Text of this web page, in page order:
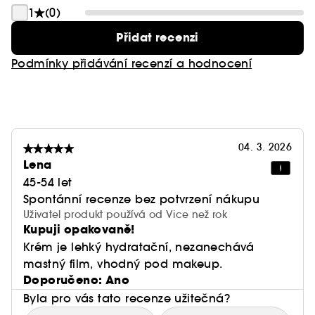
1
(0)
Přidat recenzi
Podmínky přidávání recenzí a hodnocení
04. 3. 2026
Lena
45-54 let
Spontánní recenze bez potvrzení nákupu
Uživatel produkt používá od Vice než rok
Kupuji opakovaně!
Krém je lehký hydratační, nezanechává
mastný film, vhodný pod makeup.
Doporučeno: Ano
Byla pro vás tato recenze užitečná?